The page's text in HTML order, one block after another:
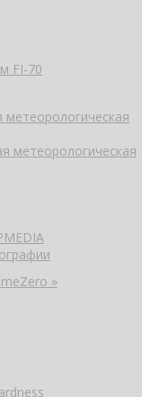
FI-70
метеорологическая
»